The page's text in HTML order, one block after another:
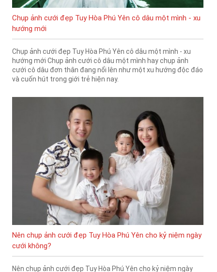
Chụp ảnh cưới đẹp Tuy Hòa Phú Yên cô dâu một mình - xu
hướng mới
Chụp ảnh cưới đẹp Tuy Hòa Phú Yên cô dâu một mình - xu
hướng mới Chụp ảnh cưới cô dâu một mình hay chụp ảnh
cưới cô dâu đơn thân đang nổi lên như một xu hướng độc đáo
và cuốn hút trong giới trẻ hiện nay.
Nên chụp ảnh cưới đẹp Tuy Hòa Phú Yên cho kỷ niệm ngày
cưới không?
Nên chụp ảnh cưới đẹp Tuy Hòa Phú Yên cho kỷ niệm ngày